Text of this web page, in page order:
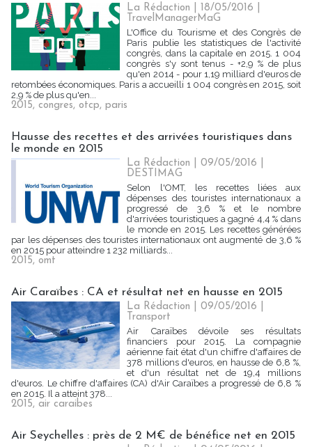
La Rédaction | 18/05/2016
TravelManagerMaG
L'Office du Tourisme et des Congrès de
Paris publie les statistiques de l'activité
congrès, dans la capitale en 2015. 1 004
congrès s'y sont tenus - +2,9 % de plus
qu'en 2014 - pour 1,19 milliard d'euros de
retombées économiques. Paris a accueilli 1 004 congrès en 2015, soit
2,9 % de plus qu'en...
2015, congres, otcp, paris
Hausse des recettes et des arrivées touristiques dans
le monde en 2015
La Rédaction | 09/05/2016
DESTIMAG
Selon l'OMT, les recettes liées aux
dépenses des touristes internationaux a
progressé de 3,6 % et le nombre
d'arrivées touristiques a gagné 4,4 % dans
le monde en 2015. Les recettes générées
par les dépenses des touristes internationaux ont augmenté de 3,6 %
en 2015 pour atteindre 1 232 milliards...
2015, omt
Air Caraïbes : CA et résultat net en hausse en 2015
La Rédaction | 09/05/2016
Transport
Air Caraïbes dévoile ses résultats
financiers pour 2015. La compagnie
aérienne fait état d'un chiffre d'affaires de
378 millions d'euros, en hausse de 6,8 %,
et d'un résultat net de 19,4 millions
d'euros. Le chiffre d'affaires (CA) d'Air Caraïbes a progressé de 6,8 %
en 2015. Il a atteint 378...
2015, air caraibes
Air Seychelles : près de 2 M€ de bénéfice net en 2015